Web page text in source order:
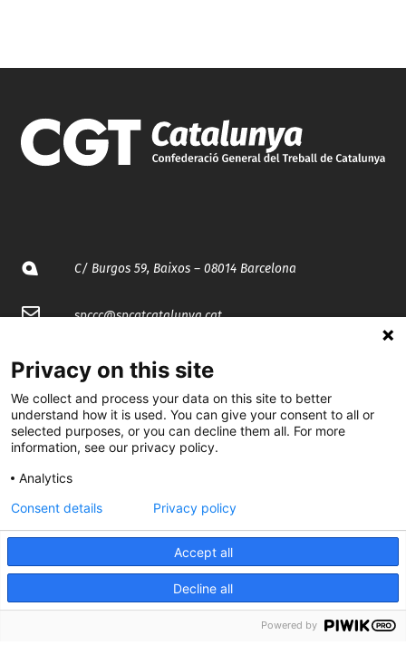
C/ Burgos 59, Baixos – 08014 Barcelona
spccc@spcgtcatalunya.cat
@CGTCatalunya
cgtcatalunya
CGTCatalunya
cgtcatalunya
Desenvolupat per
Privacy on this site
We collect and process your data on this site to better
understand how it is used. You can give your consent to all or
selected purposes, or you can decline them all. For more
information, see our privacy policy.
Analytics
Accept all
Decline all
Consent details Privacy policy
Powered by